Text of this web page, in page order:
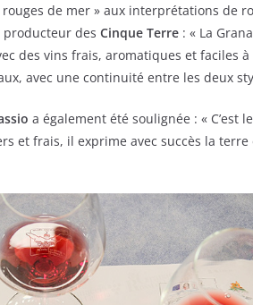
de mer » aux interprétations de
producteur des Cinque Terre : « La
des vins frais, aromatiques et faciles à
avec une continuité entre les deux
a également été soulignée : « C’est
et frais, il exprime avec succès la